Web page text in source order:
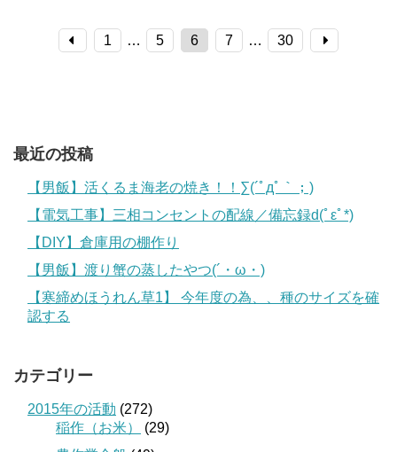
1 … 5 6 7 … 30
最近の投稿
【男飯】活くるま海老の焼き！！∑(´ﾟдﾟ｀；)
【電気工事】三相コンセントの配線／備忘録d(ﾟεﾟ*)
【DIY】倉庫用の棚作り
【男飯】渡り蟹の蒸したやつ(´・ω・)
【寒締めほうれん草1】 今年度の為、、種のサイズを確
認する
カテゴリー
2015年の活動 (272)
稲作（お米）
(29)